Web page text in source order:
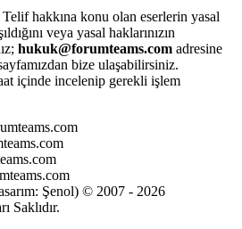
Telif hakkına konu olan eserlerin yasal
veya yasal haklarınızın
hukuk@forumteams.com adresine
bize ulaşabilirsiniz.
içinde incelenip gerekli işlem
Şenol) © 2007 - 2026
Saklıdır.